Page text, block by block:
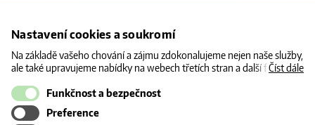
Nastavení cookies a soukromí
Na základě vašeho chování a zájmu zdokonalujeme nejen naše služby,
ale také upravujeme nabídky na webech třetích stran a další formy
souhlasu. Svoje nastavení můžete kdykoliv změnit v zápatí stránky v
„Nastavení soukromí". Více informací o tom, jak se soubory cookies a
osobními údaji pracujeme, včetně možností uplatnění vašich práv,
Číst dále
Funkčnost a bezpečnost
Preference
CENY
INFORMACE
KONTAKT